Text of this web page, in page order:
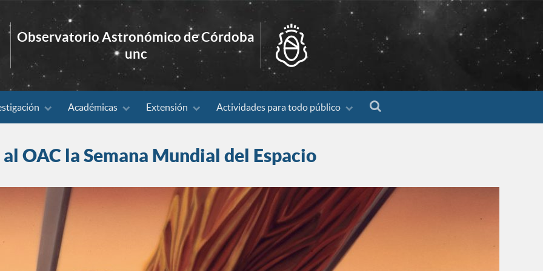
Observatorio Astronómico de Córdoba
unc
Académicas Extensión Actividades para todo público
OAC la Semana Mundial del Espacio